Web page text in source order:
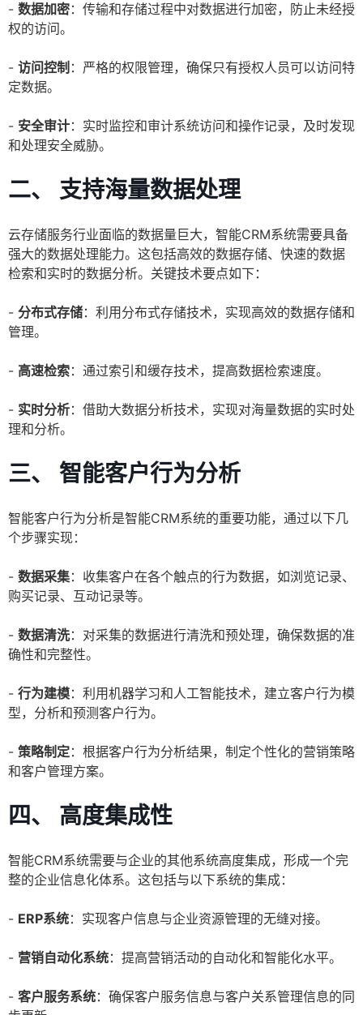
- 数据加密：传输和存储过程中对数据进行加密，防止未经授
权的访问。
- 访问控制 ：严格的权限管理，确保只有授权人员可以访问特
定数据。
- 安全审计：实时监控和审计系统访问和操作记录，及时发现
和处理安全威胁。
二、 支持海量数据处理
云存储服务行业面临的数据量巨大，智能CRM系统需要具备
强大的数据处理能力。这包括高效的数据存储、快速的数据
检索和实时的数据分析。关键技术要点如下：
- 分布式存储：利用分布式存储技术，实现高效的数据存储和
管理。
- 高速检索：通过索引和缓存技术，提高数据检索速度。
- 实时分析：借助大数据分析技术，实现对海量数据的实时处
理和分析。
三、 智能客户行为分析
智能客户行为分析是智能CRM系统的重要功能，通过以下几
个步骤实现：
- 数据采集：收集客户在各个触点的行为数据，如浏览记录、
购买记录、互动记录等。
- 数据清洗：对采集的数据进行清洗和预处理，确保数据的准
确性和完整性。
- 行为建模：利用机器学习和人工智能技术，建立客户行为模
型，分析和预测客户行为。
- 策略制定：根据客户行为分析结果，制定个性化的营销策略
和客户管理方案。
四、 高度集成性
智能CRM系统需要与企业的其他系统高度集成，形成一个完
整的企业信息化体系。这包括与以下系统的集成：
- ERP系统：实现客户信息与企业资源管理的无缝对接。
- 营销自动化系统：提高营销活动的自动化和智能化水平。
- 客户服务系统：确保客户服务信息与客户关系管理信息的同